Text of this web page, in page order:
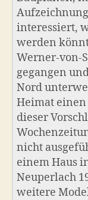
interessiert,
werden
Werner-von-
gegangen
Nord
Heimat
dieser
nicht
einem Haus
Neuperlach
weitere